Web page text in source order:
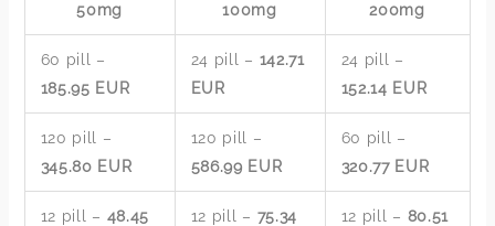
50mg 100mg 200mg
60 pill –
185.95 EUR
24 pill – 142.71
EUR
24 pill –
152.14 EUR
120 pill –
345.80 EUR
120 pill –
586.99 EUR
60 pill –
320.77 EUR
12 pill – 48.45
12 pill – 75.34
12 pill – 80.51